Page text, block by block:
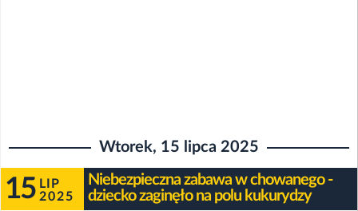
Wtorek, 15 lipca 2025
15 LIP
2025
Niebezpieczna zabawa w chowanego -
dziecko zaginęło na polu kukurydzy